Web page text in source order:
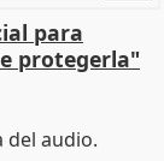
para
protegerla"